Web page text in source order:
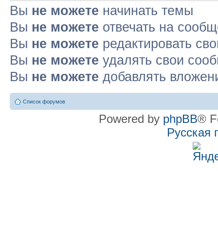
Вы не можете начинать темы
Вы не можете отвечать на
Вы не можете редактировать
Вы не можете удалять свои
Вы не можете добавлять
Список форумов
Powered by phpBB®
Русская